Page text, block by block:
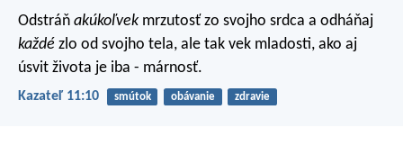
Odstráň akúkoľvek mrzutosť zo svojho srdca a odháňaj
každé zlo od svojho tela, ale tak vek mladosti, ako aj
úsvit života je iba - márnosť.
Kazateľ 11:10 smútok obávanie zdravie